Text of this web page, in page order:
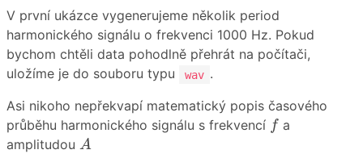
V první ukázce vygenerujeme několik period
harmonického signálu o frekvenci 1000 Hz. Pokud
bychom chtěli data pohodlně přehrát na počítači,
uložíme je do souboru typu
wav .
Asi nikoho nepřekvapí matematický popis časového
průběhu harmonického signálu s frekvencí f
f a
amplitudou A
A